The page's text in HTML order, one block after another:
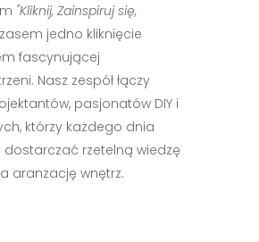
"Kliknij, Zainspiruj się,
jedno kliknięcie
fascynującej
Nasz zespół łączy
pasjonatów DIY i
którzy każdego dnia
rzetelną wiedzę
aranżację wnętrz.